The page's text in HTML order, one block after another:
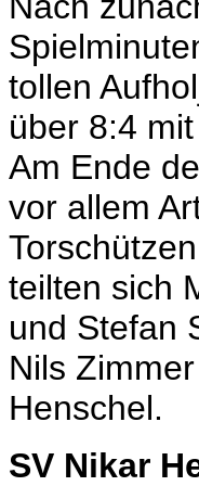
tollen
über 8:4
Am Ende
vor allem
teilten sich
und Stefan
Nils
Henschel.
SV Nikar